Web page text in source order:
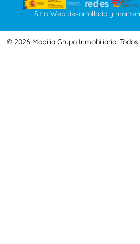
Sitio Web desarrollado y
© 2026 Mobilia Grupo Inmobiliario.